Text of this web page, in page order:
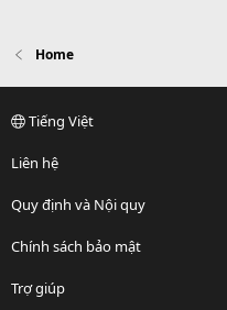
s
Home
Tiếng Việt
Liên hệ
Quy định và Nội quy
Chính sách bảo mật
Trợ giúp